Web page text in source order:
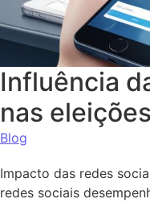
Influência
nas eleições
Blog
Impacto das redes
redes sociais